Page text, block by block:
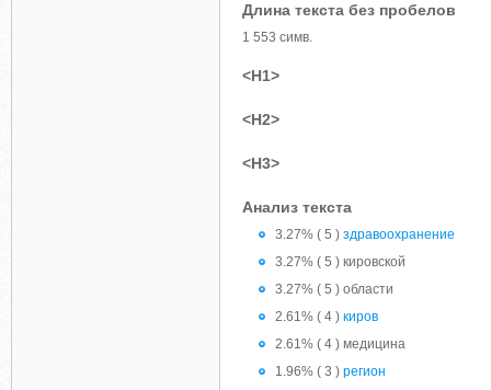
Длина текста без пробелов
1 553 симв.
<H1>
<H2>
<H3>
Анализ текста
3.27% ( 5 ) здравоохранение
3.27% ( 5 ) кировской
3.27% ( 5 ) области
2.61% ( 4 ) киров
2.61% ( 4 ) медицина
1.96% ( 3 ) регион